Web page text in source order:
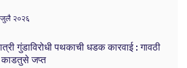
२०२६
गुंडाविरोधी पथकाची धडक कारवाई : गावठी
काडतुसे जप्त